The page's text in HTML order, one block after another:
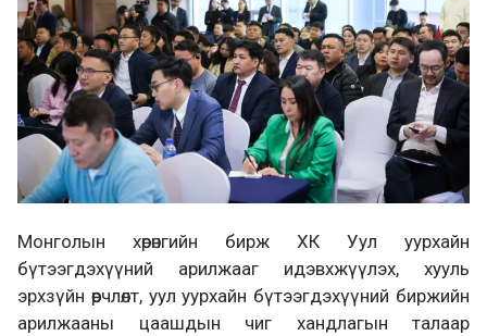
а
х
Монголын хөрөнгийн бирж ХК Уул уурхайн
бүтээгдэхүүний арилжааг идэвхжүүлэх, хууль
эрхзүйн өөрчлөлт, уул уурхайн бүтээгдэхүүний биржийн
арилжааны цаашдын чиг хандлагын талаар